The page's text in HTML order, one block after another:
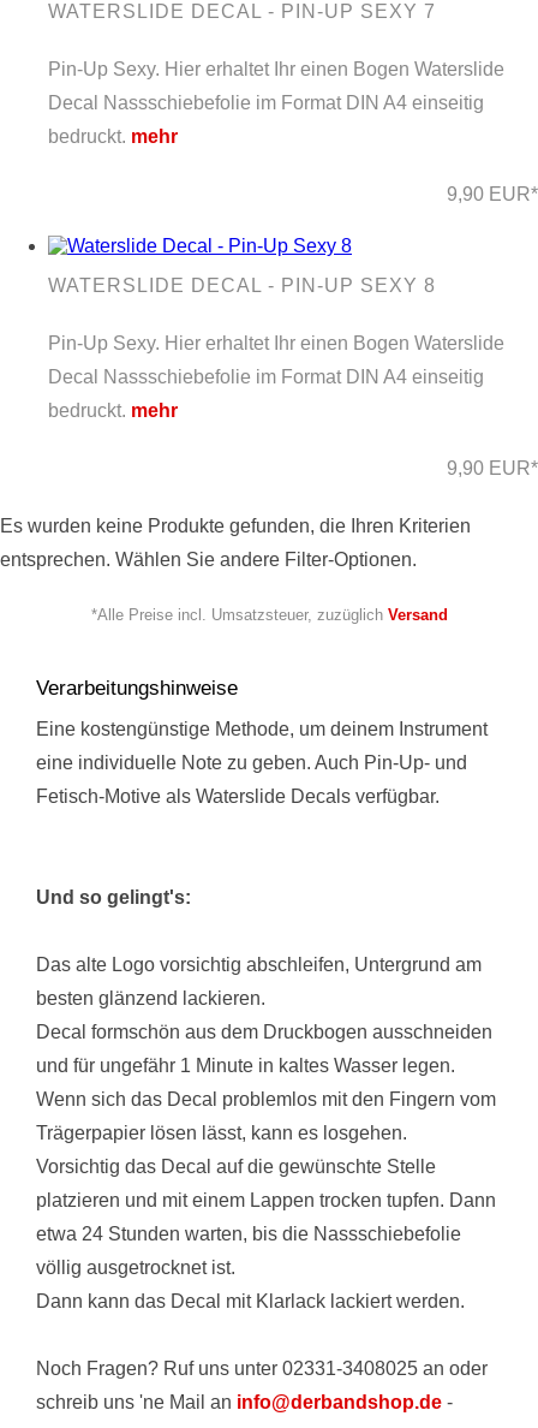
WATERSLIDE DECAL - PIN-UP SEXY 7
Pin-Up Sexy. Hier erhaltet Ihr einen Bogen Waterslide
Decal Nassschiebefolie im Format DIN A4 einseitig
bedruckt. mehr
9,90 EUR*
WATERSLIDE DECAL - PIN-UP SEXY 8
Pin-Up Sexy. Hier erhaltet Ihr einen Bogen Waterslide
Decal Nassschiebefolie im Format DIN A4 einseitig
bedruckt. mehr
9,90 EUR*
Es wurden keine Produkte gefunden, die Ihren Kriterien
entsprechen. Wählen Sie andere Filter-Optionen.
*Alle Preise incl. Umsatzsteuer, zuzüglich Versand
Verarbeitungshinweise
Eine kostengünstige Methode, um deinem Instrument
eine individuelle Note zu geben. Auch Pin-Up- und
Fetisch-Motive als Waterslide Decals verfügbar.
Und so gelingt's:
Das alte Logo vorsichtig abschleifen, Untergrund am
besten glänzend lackieren.
Decal formschön aus dem Druckbogen ausschneiden
und für ungefähr 1 Minute in kaltes Wasser legen.
Wenn sich das Decal problemlos mit den Fingern vom
Trägerpapier lösen lässt, kann es losgehen.
Vorsichtig das Decal auf die gewünschte Stelle
platzieren und mit einem Lappen trocken tupfen. Dann
etwa 24 Stunden warten, bis die Nassschiebefolie
völlig ausgetrocknet ist.
Dann kann das Decal mit Klarlack lackiert werden.
Noch Fragen? Ruf uns unter 02331-3408025 an oder
schreib uns 'ne Mail an info@derbandshop.de -